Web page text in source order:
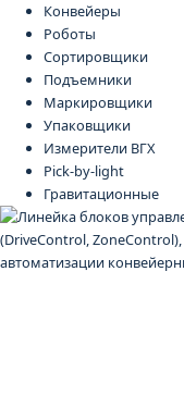
Конвейеры
Роботы
Сортировщики
Подъемники
Маркировщики
Упаковщики
Измерители ВГХ
Pick-by-light
Гравитационные